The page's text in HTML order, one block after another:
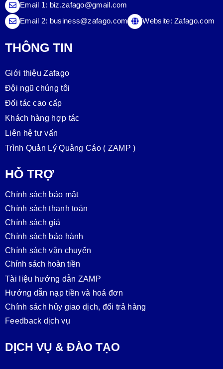
Email 1: biz.zafago@gmail.com
Email 2: business@zafago.com Website:Zafago.com
THÔNG TIN
Giới thiệu Zafago
Đội ngũ chúng tôi
Đối tác cao cấp
Khách hàng hợp tác
Liên hệ tư vấn
Trình Quản Lý Quảng Cáo ( ZAMP )
HỖ TRỢ
Chính sách bảo mật
Chính sách thanh toán
Chính sách giá
Chính sách bảo hành
Chính sách vận chuyển
Chính sách hoàn tiền
Tài liệu hướng dẫn ZAMP
Hướng dẫn nạp tiền và hoá đơn
Chính sách hủy giao dịch, đổi trả hàng
Feedback dịch vụ
DỊCH VỤ & ĐÀO TẠO